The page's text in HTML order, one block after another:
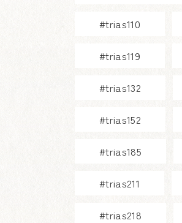
#trias110
#trias119
#trias132
#trias152
#trias185
#trias211
#trias218